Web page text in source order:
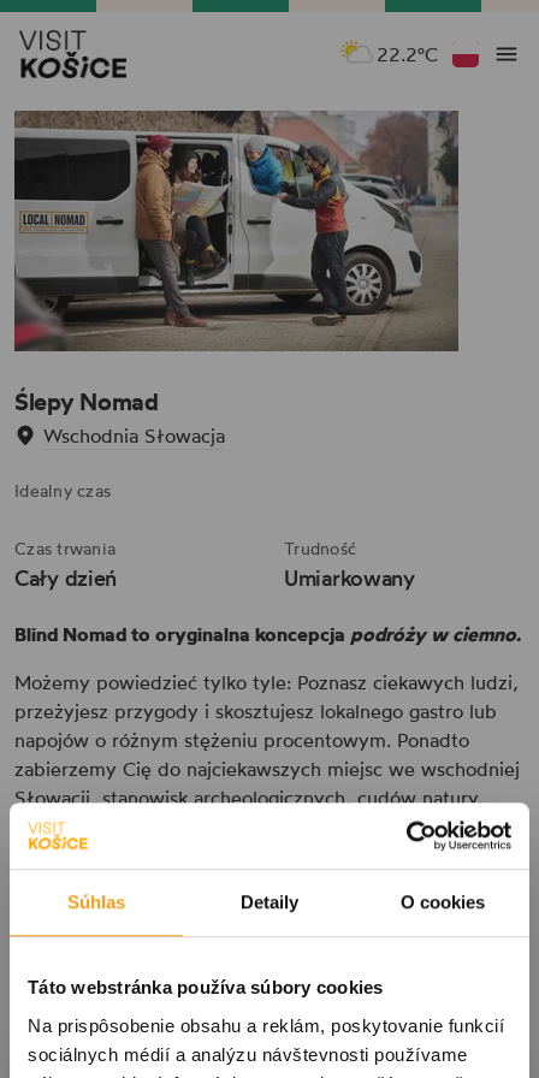
Súhlas Detaily O cookies
Táto webstránka používa súbory cookies
Na prispôsobenie obsahu a reklám, poskytovanie funkcií
sociálnych médií a analýzu návštevnosti používame
22.2°C
Ślepy Nomad
Wschodnia Słowacja
Idealny czas
Czas trwania
Cały dzień
Trudność
Umiarkowany
Blind Nomad to oryginalna koncepcja podróży w ciemno.
Możemy powiedzieć tylko tyle: Poznasz ciekawych ludzi,
przeżyjesz przygody i skosztujesz lokalnego gastro lub
napojów o różnym stężeniu procentowym. Ponadto
zabierzemy Cię do najciekawszych miejsc we wschodniej
Słowacji, stanowisk archeologicznych, cudów natury,
rzek lub starożytnych ruin.
Maksymalna pojemność wycieczki to 8 osób. Daty
wycieczek są publikowane na naszej stronie na
Facebooku Local Nomad Košice.
Kontakt i rezerwacja:info@localnomad.sk lub + 421 944